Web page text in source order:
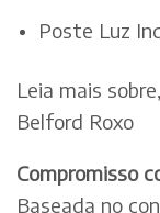
Poste Luz
Leia mais
Belford Roxo
Compromisso
Baseada no